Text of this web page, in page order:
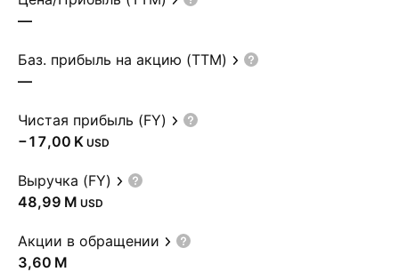
—
Баз. прибыль на акцию (TTM)
—
Чистая прибыль (FY)
‪−17,00 K‬ USD
Выручка (FY)
‪48,99 M‬ USD
Акции в обращении
‪3,60 M‬